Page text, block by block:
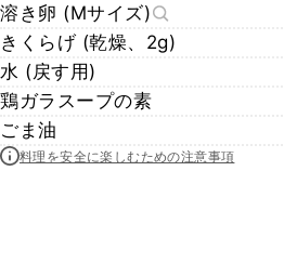
溶き卵 (Mサイズ)
きくらげ (乾燥、2g)
水 (戻す用)
鶏ガラスープの素
ごま油
料理を安全に楽しむための注意事項